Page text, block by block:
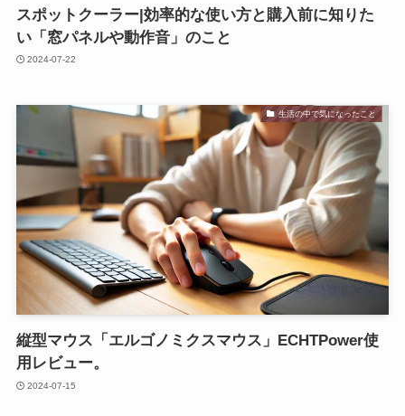
スポットクーラー|効率的な使い方と購入前に知りた
い「窓パネルや動作音」のこと
2024-07-22
生活の中で気になったこと
縦型マウス「エルゴノミクスマウス」ECHTPower使
用レビュー。
2024-07-15